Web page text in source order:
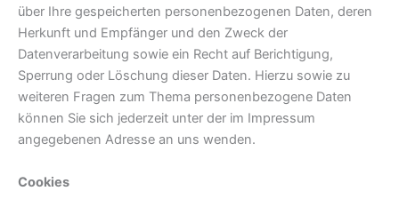
über Ihre gespeicherten personenbezogenen Daten, deren
Herkunft und Empfänger und den Zweck der
Datenverarbeitung sowie ein Recht auf Berichtigung,
Sperrung oder Löschung dieser Daten. Hierzu sowie zu
weiteren Fragen zum Thema personenbezogene Daten
können Sie sich jederzeit unter der im Impressum
angegebenen Adresse an uns wenden.
Cookies